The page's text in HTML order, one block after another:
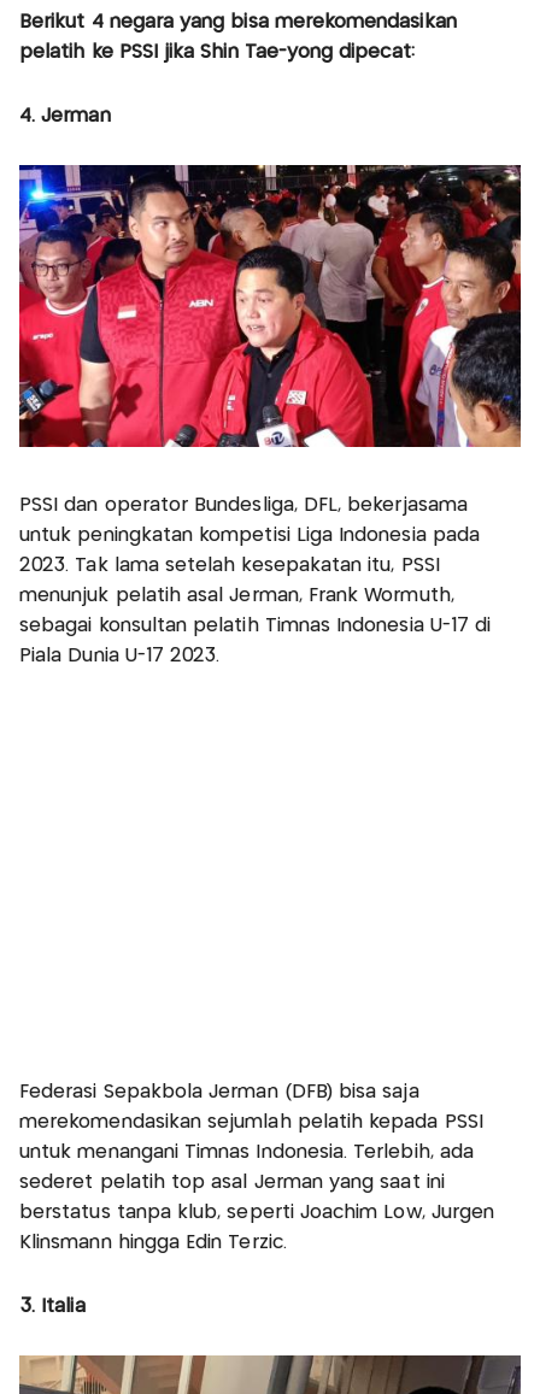
Berikut 4 negara yang bisa merekomendasikan
pelatih ke PSSI jika Shin Tae-yong dipecat:
4. Jerman
PSSI dan operator Bundesliga, DFL, bekerjasama
untuk peningkatan kompetisi Liga Indonesia pada
2023. Tak lama setelah kesepakatan itu, PSSI
menunjuk pelatih asal Jerman, Frank Wormuth,
sebagai konsultan pelatih Timnas Indonesia U-17 di
Piala Dunia U-17 2023.
Federasi Sepakbola Jerman (DFB) bisa saja
merekomendasikan sejumlah pelatih kepada PSSI
untuk menangani Timnas Indonesia. Terlebih, ada
sederet pelatih top asal Jerman yang saat ini
berstatus tanpa klub, seperti Joachim Low, Jurgen
Klinsmann hingga Edin Terzic.
3. Italia